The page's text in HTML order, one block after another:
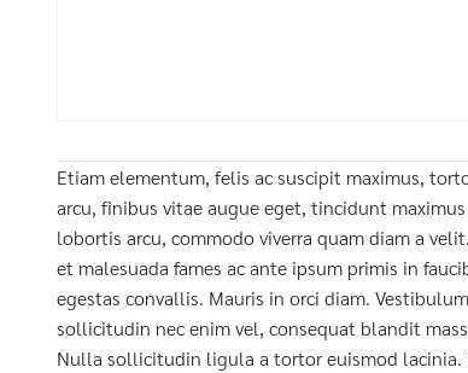
Etiam elementum, felis ac suscipit maximus,
arcu, finibus vitae augue eget, tincidunt
lobortis arcu, commodo viverra quam diam a
et malesuada fames ac ante ipsum primis in
egestas convallis. Mauris in orci diam.
sollicitudin nec enim vel, consequat blandit
Nulla sollicitudin ligula a tortor euismod